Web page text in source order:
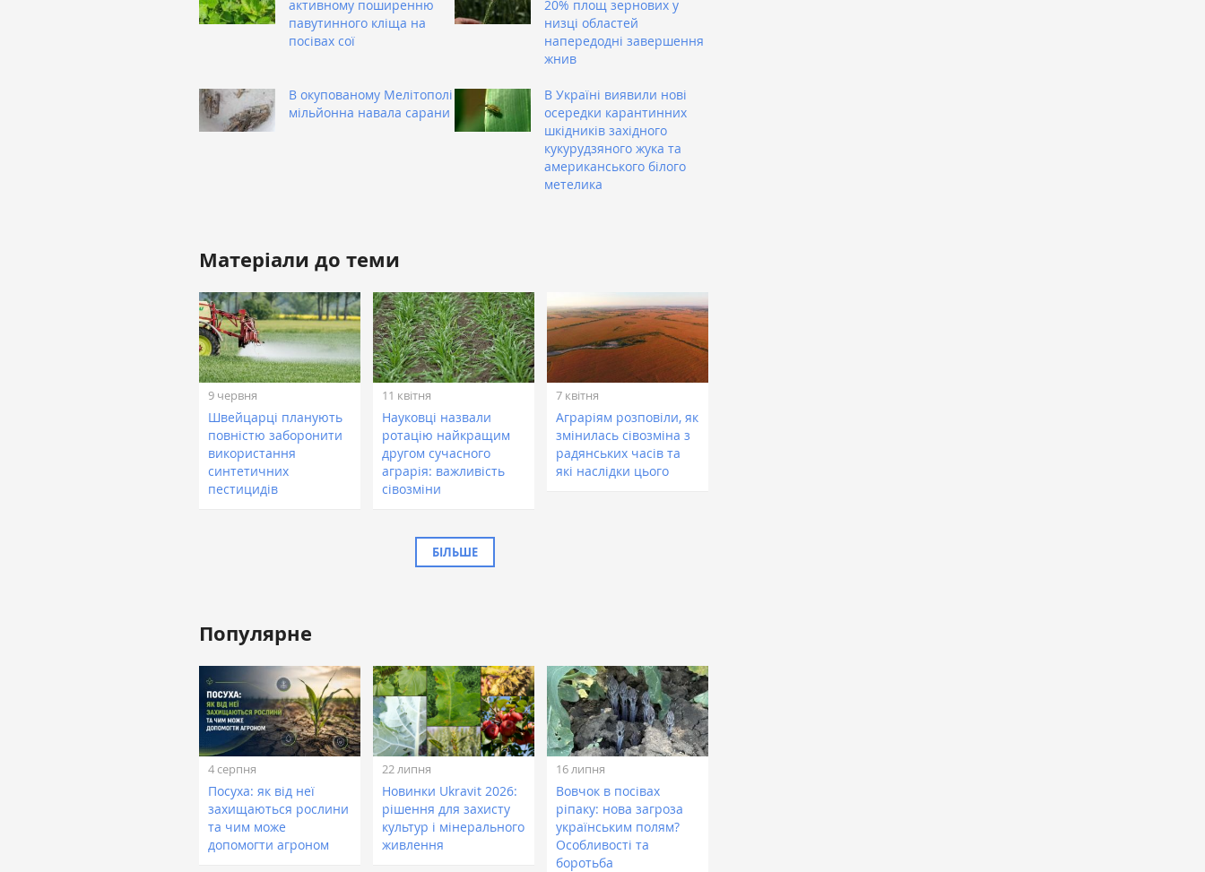
активному поширенню
павутинного кліща на
посівах сої
20% площ зернових у
низці областей
напередодні завершення
жнив
В окупованому Мелітополі
мільйонна навала сарани
В Україні виявили нові
осередки карантинних
шкідників західного
кукурудзяного жука та
американського білого
метелика
Матеріали до теми
9 червня
Швейцарці планують
повністю заборонити
використання
синтетичних
пестицидів
11 квітня
Науковці назвали
ротацію найкращим
другом сучасного
аграрія: важливість
сівозміни
7 квітня
Аграріям розповіли, як
змінилась сівозміна з
радянських часів та
які наслідки цього
БІЛЬШЕ
Популярне
4 серпня
Посуха: як від неї
захищаються рослини
та чим може
допомогти агроном
22 липня
Новинки Ukravit 2026:
рішення для захисту
культур і мінерального
живлення
16 липня
Вовчок в посівах
ріпаку: нова загроза
українським полям?
Особливості та
боротьба